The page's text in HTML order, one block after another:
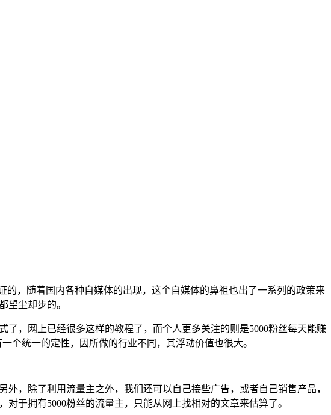
，随着国内各种自媒体的出现，这个自媒体的鼻祖也出了一系列的政策来
望尘却步的。
，网上已经很多这样的教程了，而个人更多关注的则是5000粉丝每天能赚
个统一的定性，因所做的行业不同，其浮动价值也很大。
，除了利用流量主之外，我们还可以自己接些广告，或者自己销售产品，
于拥有5000粉丝的流量主，只能从网上找相对的文章来估算了。